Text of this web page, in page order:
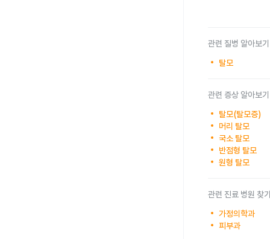
관련 질병 알아보기
탈모
관련 증상 알아보기
탈모(탈모증)
머리 탈모
국소 탈모
반점형 탈모
원형 탈모
관련 진료 병원 찾
가정의학과
피부과